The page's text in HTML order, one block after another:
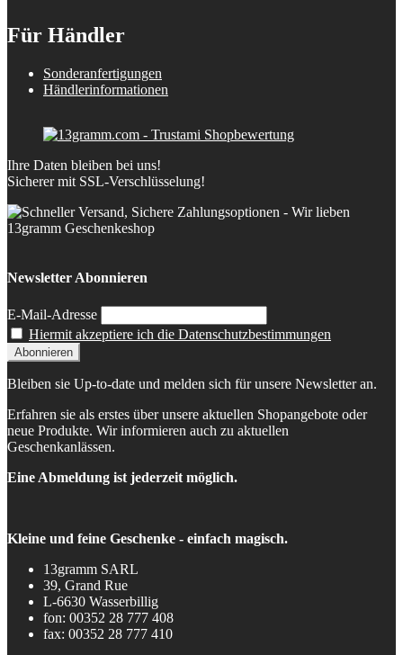
Für Händler
Sonderanfertigungen
Händlerinformationen
Ihre Daten bleiben bei uns!
Sicherer mit SSL-Verschlüsselung!
Newsletter Abonnieren
E-Mail-Adresse
Hiermit akzeptiere ich die Datenschutzbestimmungen
Bleiben sie Up-to-date und melden sich für unsere Newsletter an.
Erfahren sie als erstes über unsere aktuellen Shopangebote oder
neue Produkte. Wir informieren auch zu aktuellen
Geschenkanlässen.
Eine Abmeldung ist jederzeit möglich.
Kleine und feine Geschenke - einfach magisch.
13gramm SARL
39, Grand Rue
L-6630 Wasserbillig
fon: 00352 28 777 408
fax: 00352 28 777 410